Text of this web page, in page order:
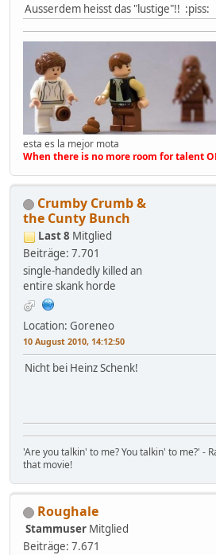
Ausserdem heisst das "lustige"!! :piss:
esta es la mejor mota
When there is no more room for talent
Crumby Crumb &
the Cunty Bunch
Last 8 Mitglied
Beiträge: 7.701
single-handedly killed an
entire skank horde
Location: Goreneo
10 August 2010, 14:12:50
Nicht bei Heinz Schenk!
'Are you talkin' to me? You talkin' to me?' -
that movie!
Roughale
Stammuser Mitglied
Beiträge: 7.671